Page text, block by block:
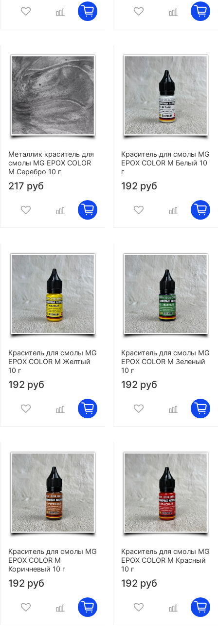
Металлик краситель для
смолы MG EPOX COLOR
M Серебро 10 г
217 руб
Краситель для смолы MG
EPOX COLOR M Белый 10
г
192 руб
Краситель для смолы MG
EPOX COLOR M Желтый
10 г
192 руб
Краситель для смолы MG
EPOX COLOR M Зеленый
10 г
192 руб
Краситель для смолы MG
EPOX COLOR M
Коричневый 10 г
192 руб
Краситель для смолы MG
EPOX COLOR M Красный
10 г
192 руб